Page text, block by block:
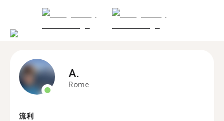
A.
Rome
流利